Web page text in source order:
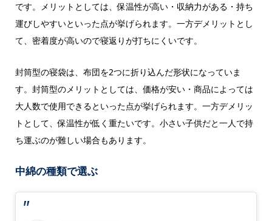
です。メリットとしては、保温性が高い・収納力がある・持ち
運びしやすいといった点が挙げられます。一方デメリットとし
て、密着度が高いので寝返りが打ちにくいです。
封筒型の寝袋は、布団を2つに折り込んだ形状になっていま
す。封筒型のメリットとしては、価格が安い・商品によっては
大人数で使用できるといった点が挙げられます。一方デメリッ
トとして、保温性が低く重たいです。小さい子供だと一人で持
ち運ぶのが難しい場合もあります。
中綿の種類で選ぶ